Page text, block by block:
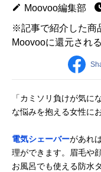
Moovoo編集部
※記事で紹介した商
Moovooに還元され
「カミソリ負けが気に
な悩みを抱える女性に
電気シェーバーがあれ
理ができます。眉毛や
お風呂でも使える防水